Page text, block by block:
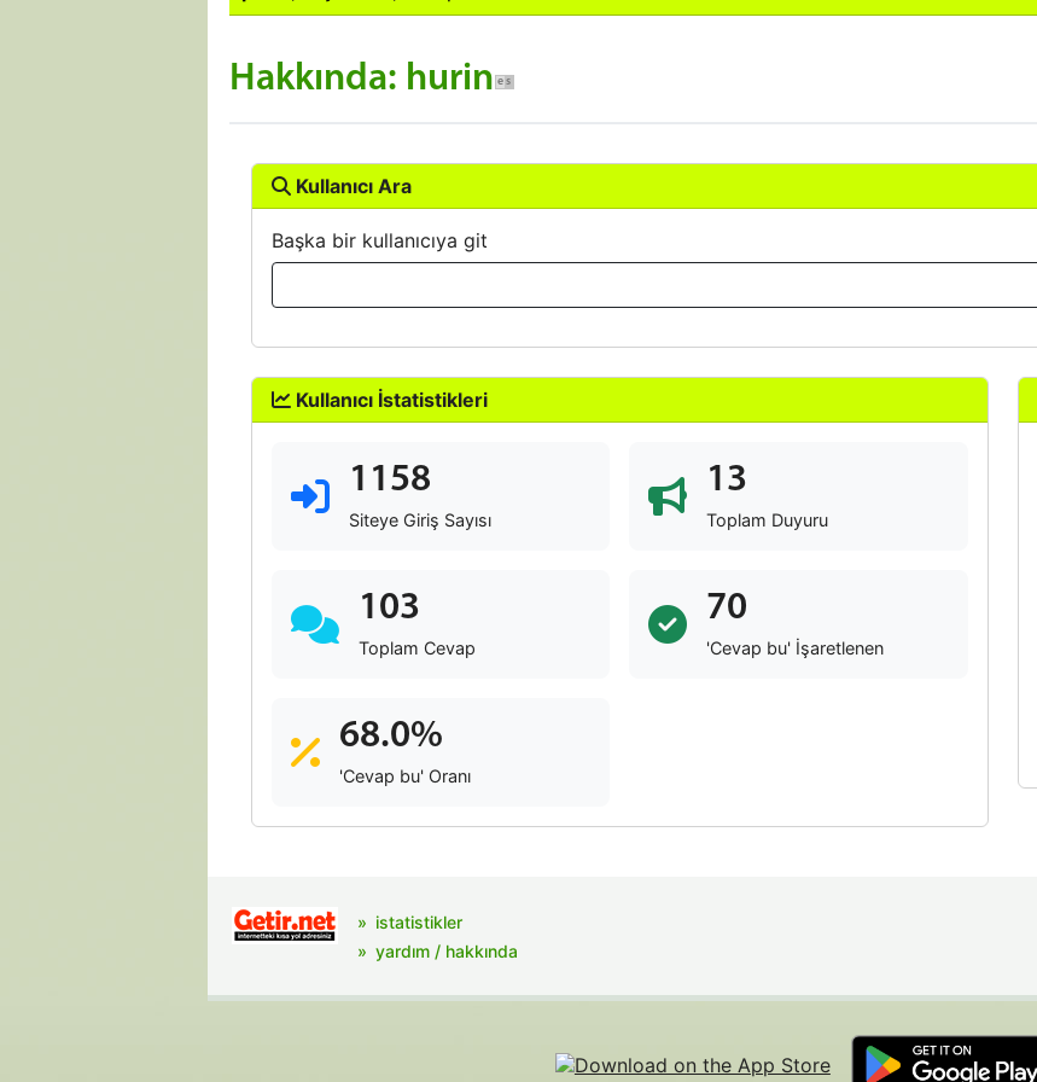
Hakkında: hurin
Kullanıcı Ara
Başka bir kullanıcıya git
Kullanıcı İstatistikleri
1158
Siteye Giriş Sayısı
13
Toplam Duyuru
103
Toplam Cevap
70
'Cevap bu' İşaretlenen
68.0%
'Cevap bu' Oranı
istatistikler
yardım / hakkında